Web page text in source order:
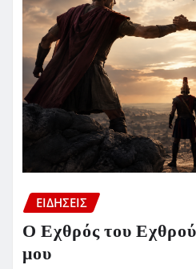
ΕΙΔΗΣΕΙΣ
Ο Εχθρός του
μου